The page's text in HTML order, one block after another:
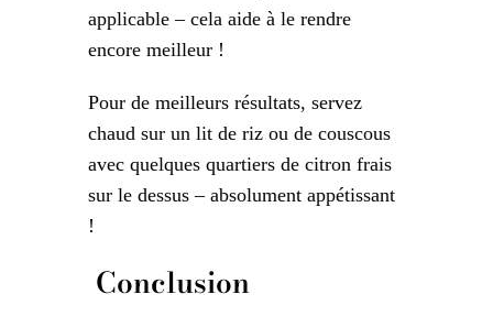
applicable – cela aide à le rendre
encore meilleur !
Pour de meilleurs résultats, servez
chaud sur un lit de riz ou de couscous
avec quelques quartiers de citron frais
sur le dessus – absolument appétissant
!
Conclusion